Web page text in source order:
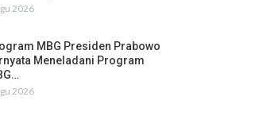
2026
MBG Presiden Prabowo
Meneladani Program
2026